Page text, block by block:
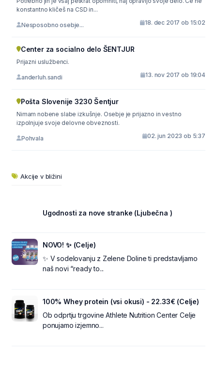
konstantno kličeš na CSD in...
Nesposobno osebje... 18. dec 2017 ob 15:02
Center za socialno delo ŠENTJUR
Prijazni uslužbenci.
anderluh.sandi 13. nov 2017 ob 19:04
Pošta Slovenije 3230 Šentjur
Nimam nobene slabe izkušnje. Osebje je prijazno in vestno
izpolnjuje svoje delovne obveznosti.
Pohvala 02. jun 2023 ob 5:37
Akcije v bližini
Ugodnosti za nove stranke (Ljubečna )
NOVO! ✨ (Celje)
✨ V sodelovanju z Zelene Doline ti predstavljamo
naš novi “ready to...
100% Whey protein (vsi okusi) - 22.33€ (Celje)
Ob odprtju trgovine Athlete Nutrition Center Celje
ponujamo izjemno...